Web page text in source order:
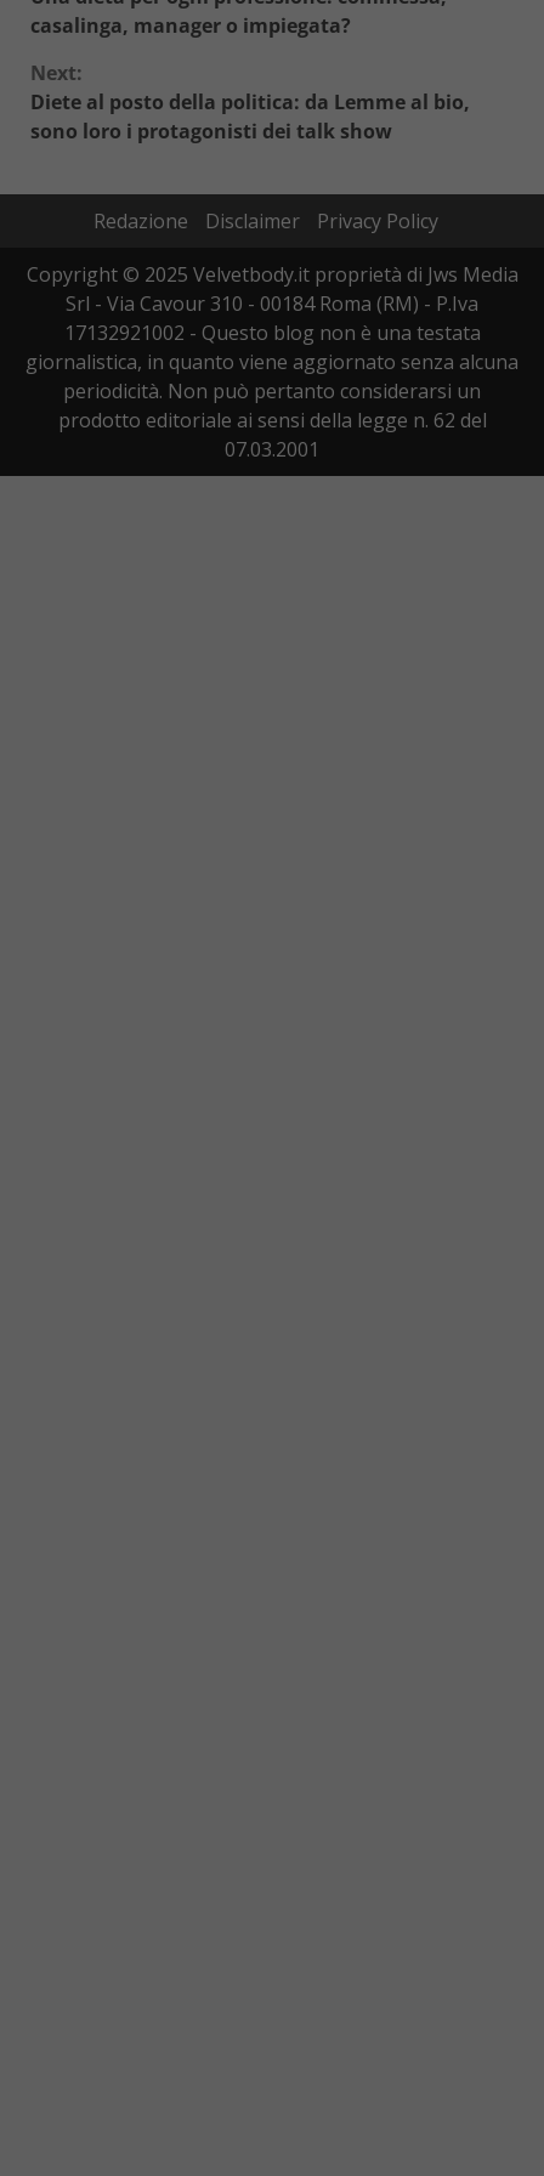
Reading
casalinga, manager o impiegata?
Next:
Diete al posto della politica: da Lemme al bio,
sono loro i protagonisti dei talk show
Redazione Disclaimer
Privacy Policy
Copyright © 2025 Velvetbody.it proprietà di Jws Media
Srl - Via Cavour 310 - 00184 Roma (RM) - P.Iva
17132921002 - Questo blog non è una testata
giornalistica, in quanto viene aggiornato senza alcuna
periodicità. Non può pertanto considerarsi un
prodotto editoriale ai sensi della legge n. 62 del
07.03.2001